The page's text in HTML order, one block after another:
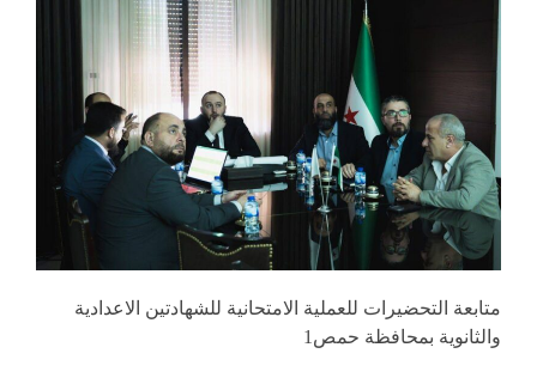
متابعة التحضيرات للعملية الامتحانية للشهادتين الاعدادية
والثانوية بمحافظة حمص1